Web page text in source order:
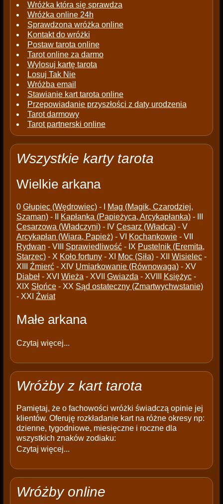
Wróżka która się sprawdza
Wróżka online 24h
Sprawdzona wróżka online
Kontakt do wróżki
Postaw tarota online
Tarot online za darmo
Wylosuj kartę tarota
Losuj Tak Nie
Wróżba email
Stawianie kart tarota online
Przepowiadanie przyszłości z daty urodzenia
Tarot darmowy
Tarot partnerski online
Wszystkie karty tarota
Wielkie arkana
0 Głupiec (Wędrowiec)- I
Mag (Magik, Czarodziej,
Szaman)- II Kapłanka (Papieżyca, Arcykapłanka)- III
Cesarzowa (Władczyni)- IV Cesarz (Władca)- V
Arcykapłan (Wiara, Papież)- VI Kochankowie- VII
Rydwan - VIII Sprawiedliwość- IX Pustelnik (Eremita,
Starzec)- X Koło fortuny- XI Moc (Siła)- XII Wisielec-
XIII Źmierć- XIV Umiarkowanie (Równowaga)- XV
Diabeł- XVI Wieża - XVII Gwiazda - XVIII Księżyc-
XIX Słońce- XX Sąd ostateczny (Zmartwychwstanie)
- XXI Źwiat
Małe arkana
Czytaj więcej...
Wróżby z kart tarota
Pamiętaj, że o fachowości wróżki świadczą opinie jej
klientów. Oferuję rozkładanie kart na różne okresy np:
dzienne, tygodniowe, miesięczne i roczne dla
wszystkich znaków zodiaku:
Czytaj więcej...
Wróżby online